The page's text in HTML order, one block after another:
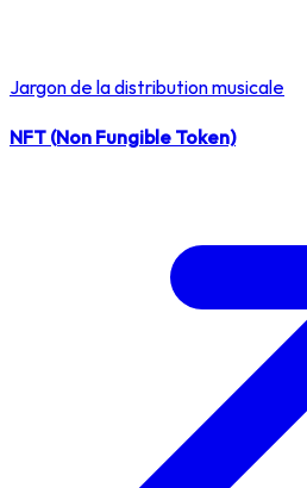
Jargon de la distribution musicale
NFT (Non Fungible Token)